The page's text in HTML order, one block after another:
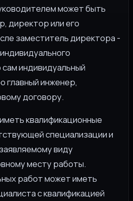
может быть
директор или его
заместитель директора -
индивидуальный
главный инженер,
договору.
квалификационные
специализации и
виду
месту работы.
работ может иметь
с квалификацией